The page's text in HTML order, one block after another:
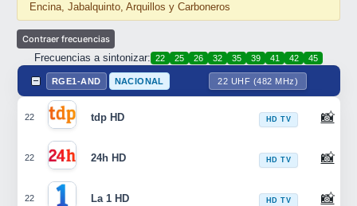
Encina, Jabalquinto, Arquillos y Carboneros
Frecuencias a sintonizar: 22 25 26 32 35 39 41 42 45
RGE1-AND NACIONAL 22 UHF (482 MHz)
22 tdp HD HD TV 📸
22 24h HD HD TV 📸
22 La 1 HD HD TV 📸